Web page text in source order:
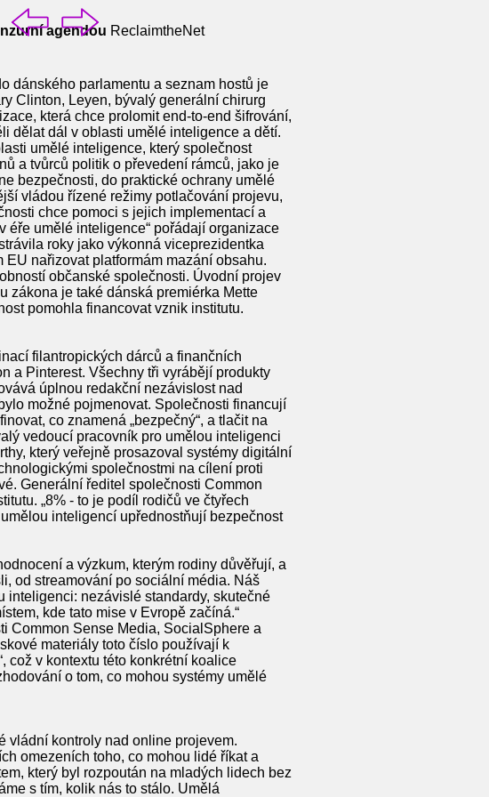
agendou ReclaimtheNet
dánského parlamentu a seznam hostů je
Clinton, Leyen, bývalý generální chirurg
která chce prolomit end-to-end šifrování,
dělat dál v oblasti umělé inteligence a dětí.
umělé inteligence, který společnost
a tvůrců politik o převedení rámců, jako je
bezpečnosti, do praktické ochrany umělé
vládou řízené režimy potlačování projevu,
chce pomoci s jejich implementací a
éře umělé inteligence“ pořádají organizace
roky jako výkonná viceprezidentka
nařizovat platformám mazání obsahu.
občanské společnosti. Úvodní projev
zákona je také dánská premiérka Mette
pomohla financovat vznik institutu.
filantropických dárců a finančních
a Pinterest. Všechny tři vyrábějí produkty
úplnou redakční nezávislost nad
možné pojmenovat. Společnosti financují
co znamená „bezpečný“, a tlačit na
vedoucí pracovník pro umělou inteligenci
který veřejně prosazoval systémy digitální
společnostmi na cílení proti
Generální ředitel společnosti Common
„8% - to je podíl rodičů ve čtyřech
inteligencí upřednostňují bezpečnost
a výzkum, kterým rodiny důvěřují, a
od streamování po sociální média. Náš
inteligenci: nezávislé standardy, skutečné
kde tato mise v Evropě začíná.“
Common Sense Media, SocialSphere a
materiály toto číslo používají k
což v kontextu této konkrétní koalice
o tom, co mohou systémy umělé
vládní kontroly nad online projevem.
omezeních toho, co mohou lidé říkat a
který byl rozpoután na mladých lidech bez
s tím, kolik nás to stálo. Umělá